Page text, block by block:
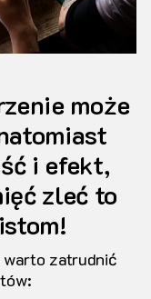
może
i efekt,
zleć to
zatrudnić